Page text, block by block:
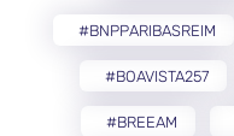
#BNPPARIBASREIM
#BOAVISTA257
#BREEAM